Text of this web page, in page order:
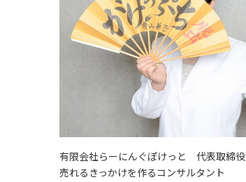
有限会社らーにんぐぽけっと 代表取締役
売れるきっかけを作るコンサルタント